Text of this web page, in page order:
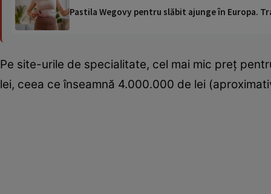
Pastila Wegovy pentru slăbit ajunge în Europa.
Pe site-urile de specialitate, cel mai mic preţ
lei, ceea ce înseamnă 4.000.000 de lei